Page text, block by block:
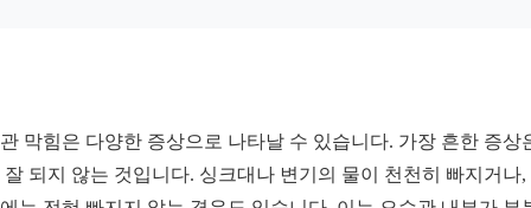
막힘은 다양한 증상으로 나타날 수 있습니다. 가장 흔한 증상
잘 되지 않는 것입니다. 싱크대나 변기의 물이 천천히 빠지거나,